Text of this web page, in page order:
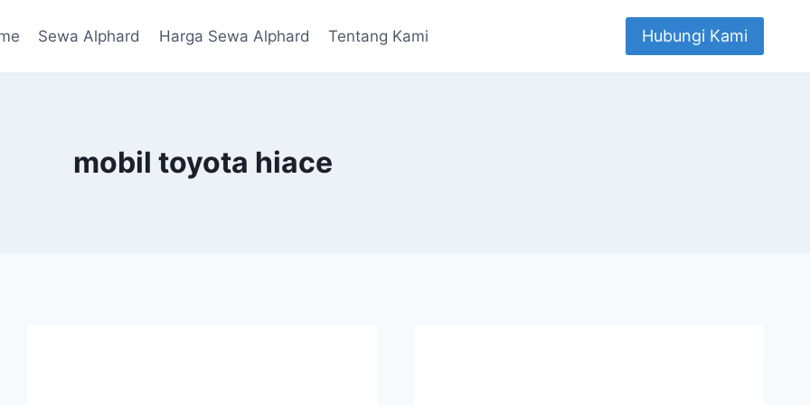
Sewa Alphard Harga Sewa Alphard Tentang Kami Hubungi Kami
mobil toyota hiace